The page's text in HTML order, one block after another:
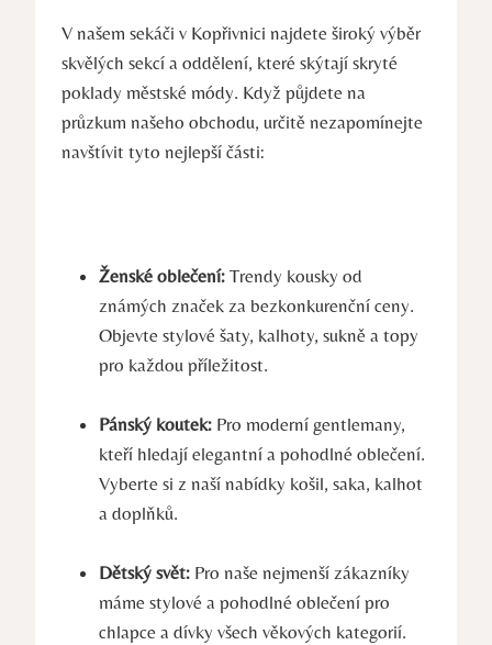
V našem sekáči v Kopřivnici najdete široký výběr
skvělých sekcí a oddělení, které skýtají skryté
poklady městské módy. Když půjdete na
průzkum našeho obchodu, určitě nezapomínejte
navštívit tyto nejlepší části:
Ženské oblečení: Trendy kousky od
známých značek za bezkonkurenční ceny.
Objevte stylové šaty, kalhoty, sukně a topy
pro každou příležitost.
Pánský koutek: Pro moderní gentlemany,
kteří hledají elegantní a pohodlné oblečení.
Vyberte si z naší nabídky košil, saka, kalhot
a doplňků.
Dětský svět: Pro naše nejmenší zákazníky
máme stylové a pohodlné oblečení pro
chlapce a dívky všech věkových kategorií.